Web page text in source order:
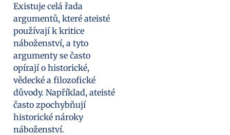
Existuje celá řada
argumentů, které ateisté
používají k kritice
náboženství, a tyto
argumenty se často
opírají o historické,
vědecké a filozofické
důvody. Například, ateisté
často zpochybňují
historické nároky
náboženství.